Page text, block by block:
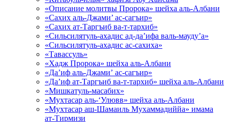
«Описание молитвы Пророка» шейха аль-Албани
«Сахих аль-Джами’ ас-сагъир»
«Сахих ат-Таргъиб ва-т-тархиб»
«Сильсилятуль-ахадис ад-да’ифа валь-мауду’а»
«Сильсилятуль-ахадис ас-сахиха»
«Тавассуль»
«Хадж Пророка» шейха аль-Албани
«Да’иф аль-Джами’ ас-сагъир»
«Да’иф ат-Таргъиб ва-т-тархиб» шейха аль-Албани
«Мишкатуль-масабих»
«Мухтасар аль-‘Улювв» шейха аль-Албани
«Мухтасар аш-Шамаиль Мухаммадиййа» имама
ат-Тирмизи